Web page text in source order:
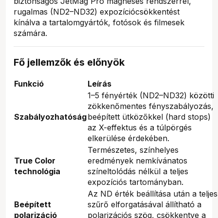
rugalmas (ND2–ND32) expozíciócsökkentést
kínálva a tartalomgyártók, fotósok és filmesek
számára.
Fő jellemzők és előnyök
Funkció Leírás
Szabályozhatóság
1–5 fényérték (ND2–ND32) közötti
zökkenőmentes fényszabályozás,
beépített ütközőkkel (hard stops)
az X-effektus és a túlpörgés
elkerülése érdekében.
True Color
technológia
Természetes, színhelyes
eredmények nemkívánatos
színeltolódás nélkül a teljes
expozíciós tartományban.
Beépített
polarizáció
Az ND érték beállítása után a teljes
szűrő elforgatásával állítható a
polarizációs szög, csökkentve a